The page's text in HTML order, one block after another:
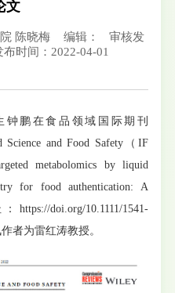
文
陈晓梅 编辑：
审核发
布时间：2022-04-01
鹏在食品领域国际期刊
Science and Food Safety（IF
metabolomics by liquid
for food authentication: A
doi.org/10.1111/1541-
者为雷红涛教授。